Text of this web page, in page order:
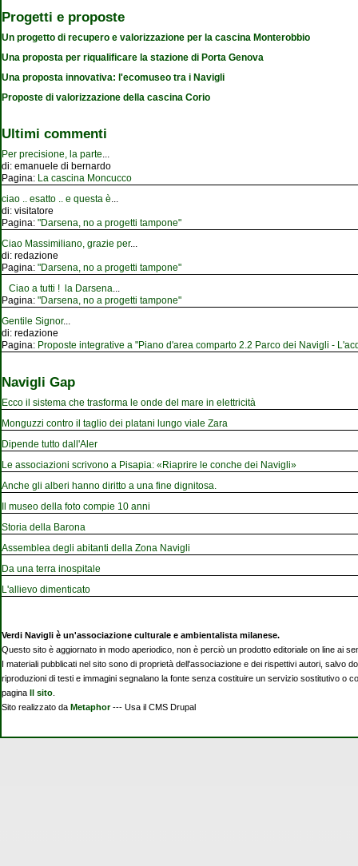
Progetti e proposte
Un progetto di recupero e valorizzazione per la cascina Monterobbio
Una proposta per riqualificare la stazione di Porta Genova
Una proposta innovativa: l'ecomuseo tra i Navigli
Proposte di valorizzazione della cascina Corio
Ultimi commenti
Per precisione, la parte
di: emanuele di bernardo
Pagina: La cascina Moncucco
ciao .. esatto .. e questa è
di: visitatore
Pagina: "Darsena, no a progetti tampone"
Ciao Massimiliano, grazie per...
di: redazione
Pagina: "Darsena, no a progetti tampone"
Ciao a tutti ! la Darsena
Pagina: "Darsena, no a progetti tampone"
Gentile Signor...
di: redazione
Pagina: Proposte integrative a "Piano d'area comparto 2.2 Parco dei Navigli -
Navigli Gap
Ecco il sistema che trasforma le onde del mare in elettricità
Monguzzi contro il taglio dei platani lungo viale Zara
Dipende tutto dall'Aler
Le associazioni scrivono a Pisapia: «Riaprire le conche dei Navigli»
Anche gli alberi hanno diritto a una fine dignitosa.
Il museo della foto compie 10 anni
Storia della Barona
Assemblea degli abitanti della Zona Navigli
Da una terra inospitale
L'allievo dimenticato
Verdi Navigli è un'associazione culturale e ambientalista milanese.
Questo sito è aggiornato in modo aperiodico, non è perciò un prodotto editoriale on line ai
I materiali pubblicati nel sito sono di proprietà dell'associazione e dei rispettivi autori, salvo
riproduzioni di testi e immagini segnalano la fonte senza costituire un servizio sostitutivo o
pagina Il sito
Sito realizzato da Metaphor--- Usa il CMS Drupal